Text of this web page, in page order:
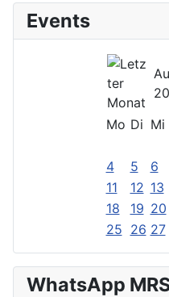
Events
Mo Di Mi
4
5 6
11
12 13
18
19 20
25 26 27
WhatsApp